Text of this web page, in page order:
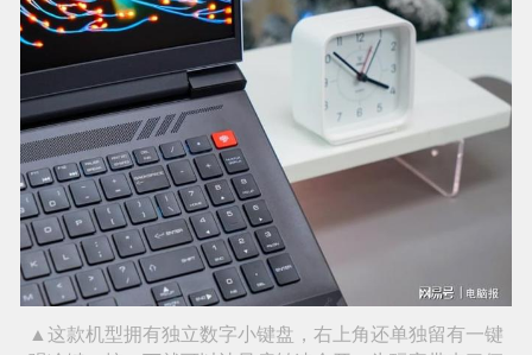
▲这款机型拥有独立数字小键盘，右上角还单独留有一键